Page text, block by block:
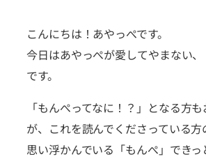
こんにちは！あやっぺです。
今日はあやっぺが愛してやまない
です。
「もんぺってなに！？」となる方
が、これを読んでくださっている
思い浮かんでいる「もんぺ」できっ